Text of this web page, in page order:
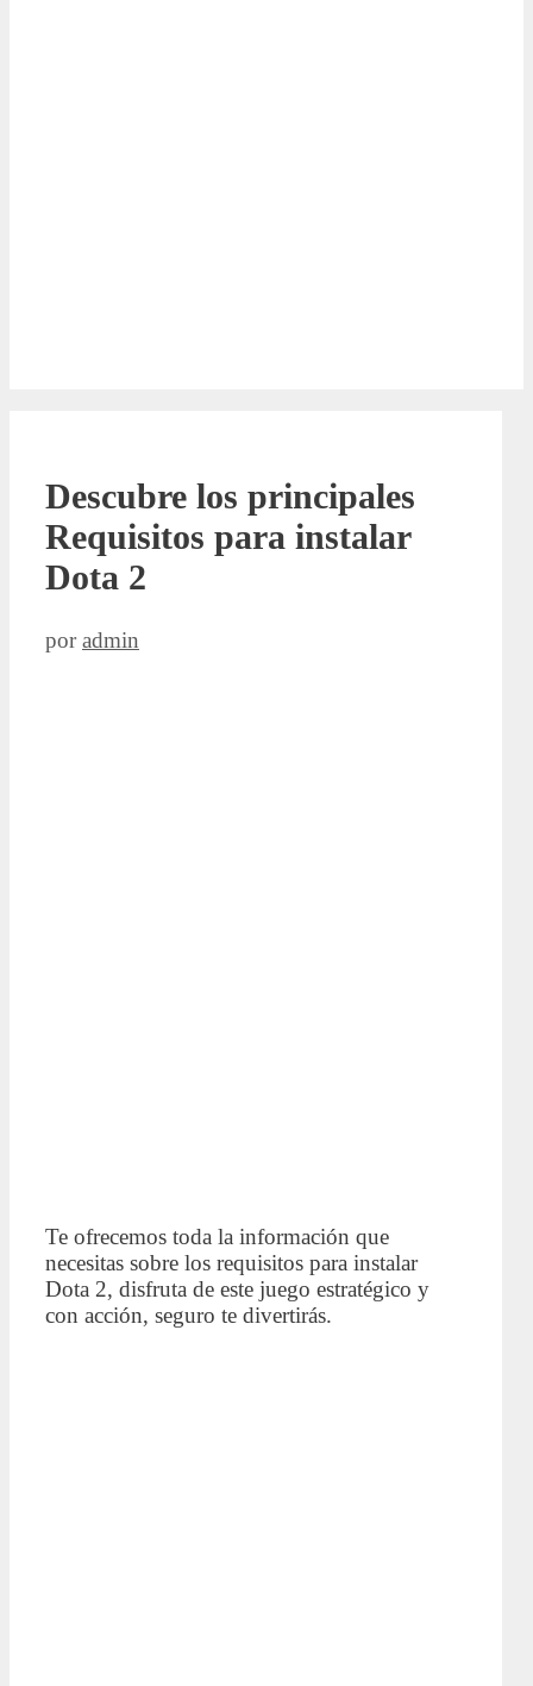
Descubre los principales
Requisitos para instalar
Dota 2
poradmin
Te ofrecemos toda la información que
necesitas sobre los requisitos para instalar
Dota 2, disfruta de este juego estratégico y
con acción, seguro te divertirás.